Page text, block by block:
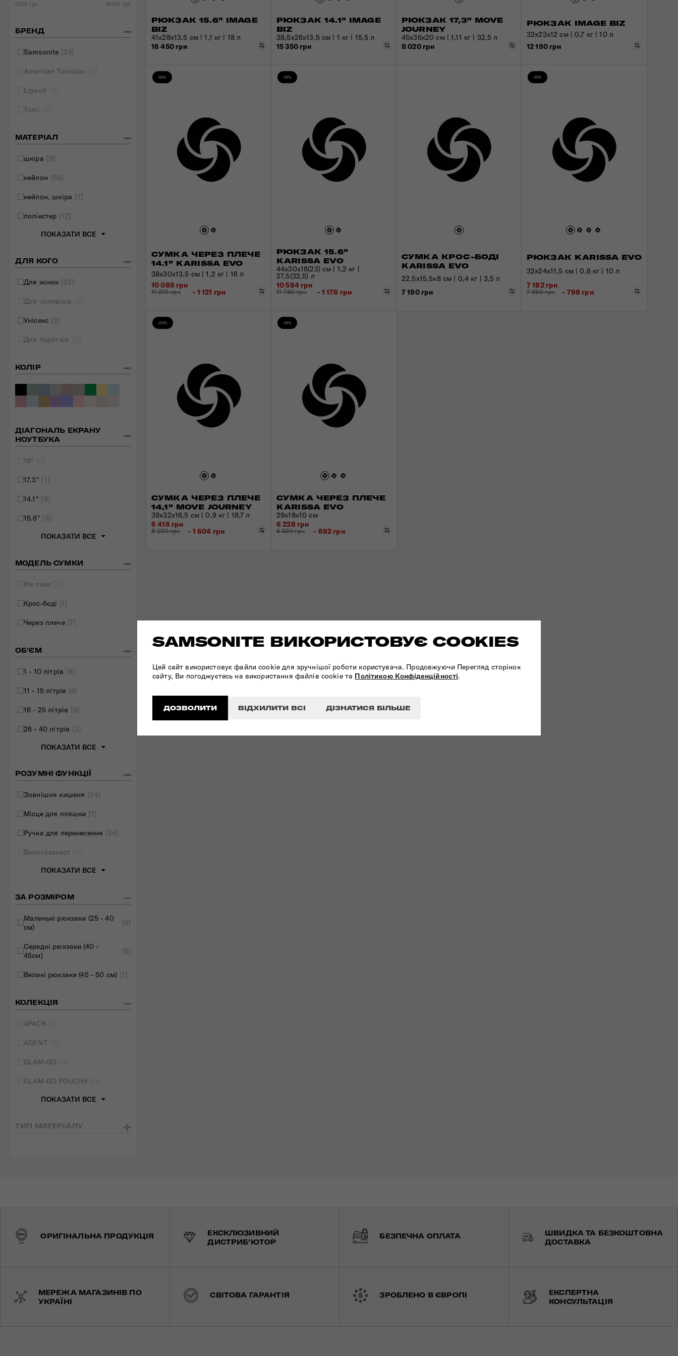
Дивитись все
SAMSONITE ВИКОРИСТОВУЄ COOKIES
Цей сайт використовує файли cookie для зручнішої роботи користувача. Продовжуючи Перегляд сторінок
сайту, Ви погоджуєтесь на використання файлів cookie та Політикою Конфіденційності.
ДОЗВОЛИТИ ВІДХИЛИТИ ВСІ ДІЗНАТИСЯ БІЛЬШЕ
6228 грн 16450 грн
БРЕНД
Samsonite [24]
American Tourister
Lipault
Tumi
МАТЕРІАЛ
шкіра [9]
нейлон [55]
нейлон, шкіра [7]
поліестер [12]
ПОКАЗАТИ ВСЕ
ТИП МАТЕРІАЛУ
ДЛЯ КОГО
Для жінок [22]
Для чоловіків
Унісекс [3]
Для підлітків
КОЛІР
ДІАГОНАЛЬ ЕКРАНУ
НОУТБУКА
16"
17.3" [1]
14.1" [8]
15.6" [6]
ПОКАЗАТИ ВСЕ
МОДЕЛЬ СУМКИ
На пояс
Крос-боді [1]
Через плече [7]
ОБ'ЄМ
1 - 10 літрів [9]
11 - 15 літрів [4]
16 - 25 літрів [8]
26 - 40 літрів [3]
ПОКАЗАТИ ВСЕ
РОЗУМНІ ФУНКЦІЇ
Зовнішня кишеня [24]
Місце для пляшки [7]
Ручка для перенесення [24]
Вологозахист
ПОКАЗАТИ ВСЕ
ЗА РОЗМІРОМ
Маленькі рюкзаки (25 - 40
см)
[9]
Середні рюкзаки (40 -
45см)
[6]
Великі рюкзаки (45 - 50 см) [1]
КОЛЕКЦІЯ
4PACK
AGENT
GLAM-GO
GLAM-GO POUCHY
ПОКАЗАТИ ВСЕ
РЮКЗАК 15.6" IMAGE
BIZ
Порівняти
41x28x13.5 см | 1,1 кг | 18 л
16 450 грн
РЮКЗАК 14.1" IMAGE
BIZ
Порівняти
38,5x26x13,5 см | 1 кг | 15,5 л
15 350 грн
РЮКЗАК 17,3" MOVE
JOURNEY
Порівняти
45х36х20 см | 1,11 кг | 32,5 л
8 020 грн
РЮКЗАК IMAGE BIZ
32x23x12 см | 0,7 кг | 10 л
12 190 грн
-10%
СУМКА ЧЕРЕЗ ПЛЕЧЕ
14.1" KARISSA EVO
Порівняти
38x30x13.5 см | 1,2 кг | 16 л
10 089 грн
11 210 грн - 1 121 грн
-10%
РЮКЗАК 15.6"
KARISSA EVO
Порівняти
44x30x18(23) см | 1,2 кг |
27,5(32,5) л
10 584 грн
11 760 грн - 1 176 грн
СУМКА КРОС-БОДІ
KARISSA EVO
Порівняти
22,5x15,5x8 см | 0,4 кг | 3,5 л
7 190 грн
-10%
РЮКЗАК KARISSA EVO
32x24x11,5 см | 0,6 кг | 10 л
7 182 грн
7 980 грн - 798 грн
-20%
СУМКА ЧЕРЕЗ ПЛЕЧЕ
14,1" MOVE JOURNEY
Порівняти
39x32x16,5 см | 0,9 кг | 18,7 л
6 416 грн
8 020 грн - 1 604 грн
-10%
СУМКА ЧЕРЕЗ ПЛЕЧЕ
KARISSA EVO
29х18х10 см
6 228 грн
6 920 грн - 692 грн
ОРИГІНАЛЬНА ПРОДУКЦІЯ
ЕКСКЛЮЗИВНИЙ
ДИСТРИБ'ЮТОР
БЕЗПЕЧНА ОПЛАТА
ШВИДКА ТА БЕЗКОШТОВНА
ДОСТАВКА
МЕРЕЖА МАГАЗИНІВ ПО
УКРАЇНІ
СВІТОВА ГАРАНТІЯ ЗРОБЛЕНО В ЄВРОПІ
ЕКСПЕРТНА
КОНСУЛЬТАЦІЯ